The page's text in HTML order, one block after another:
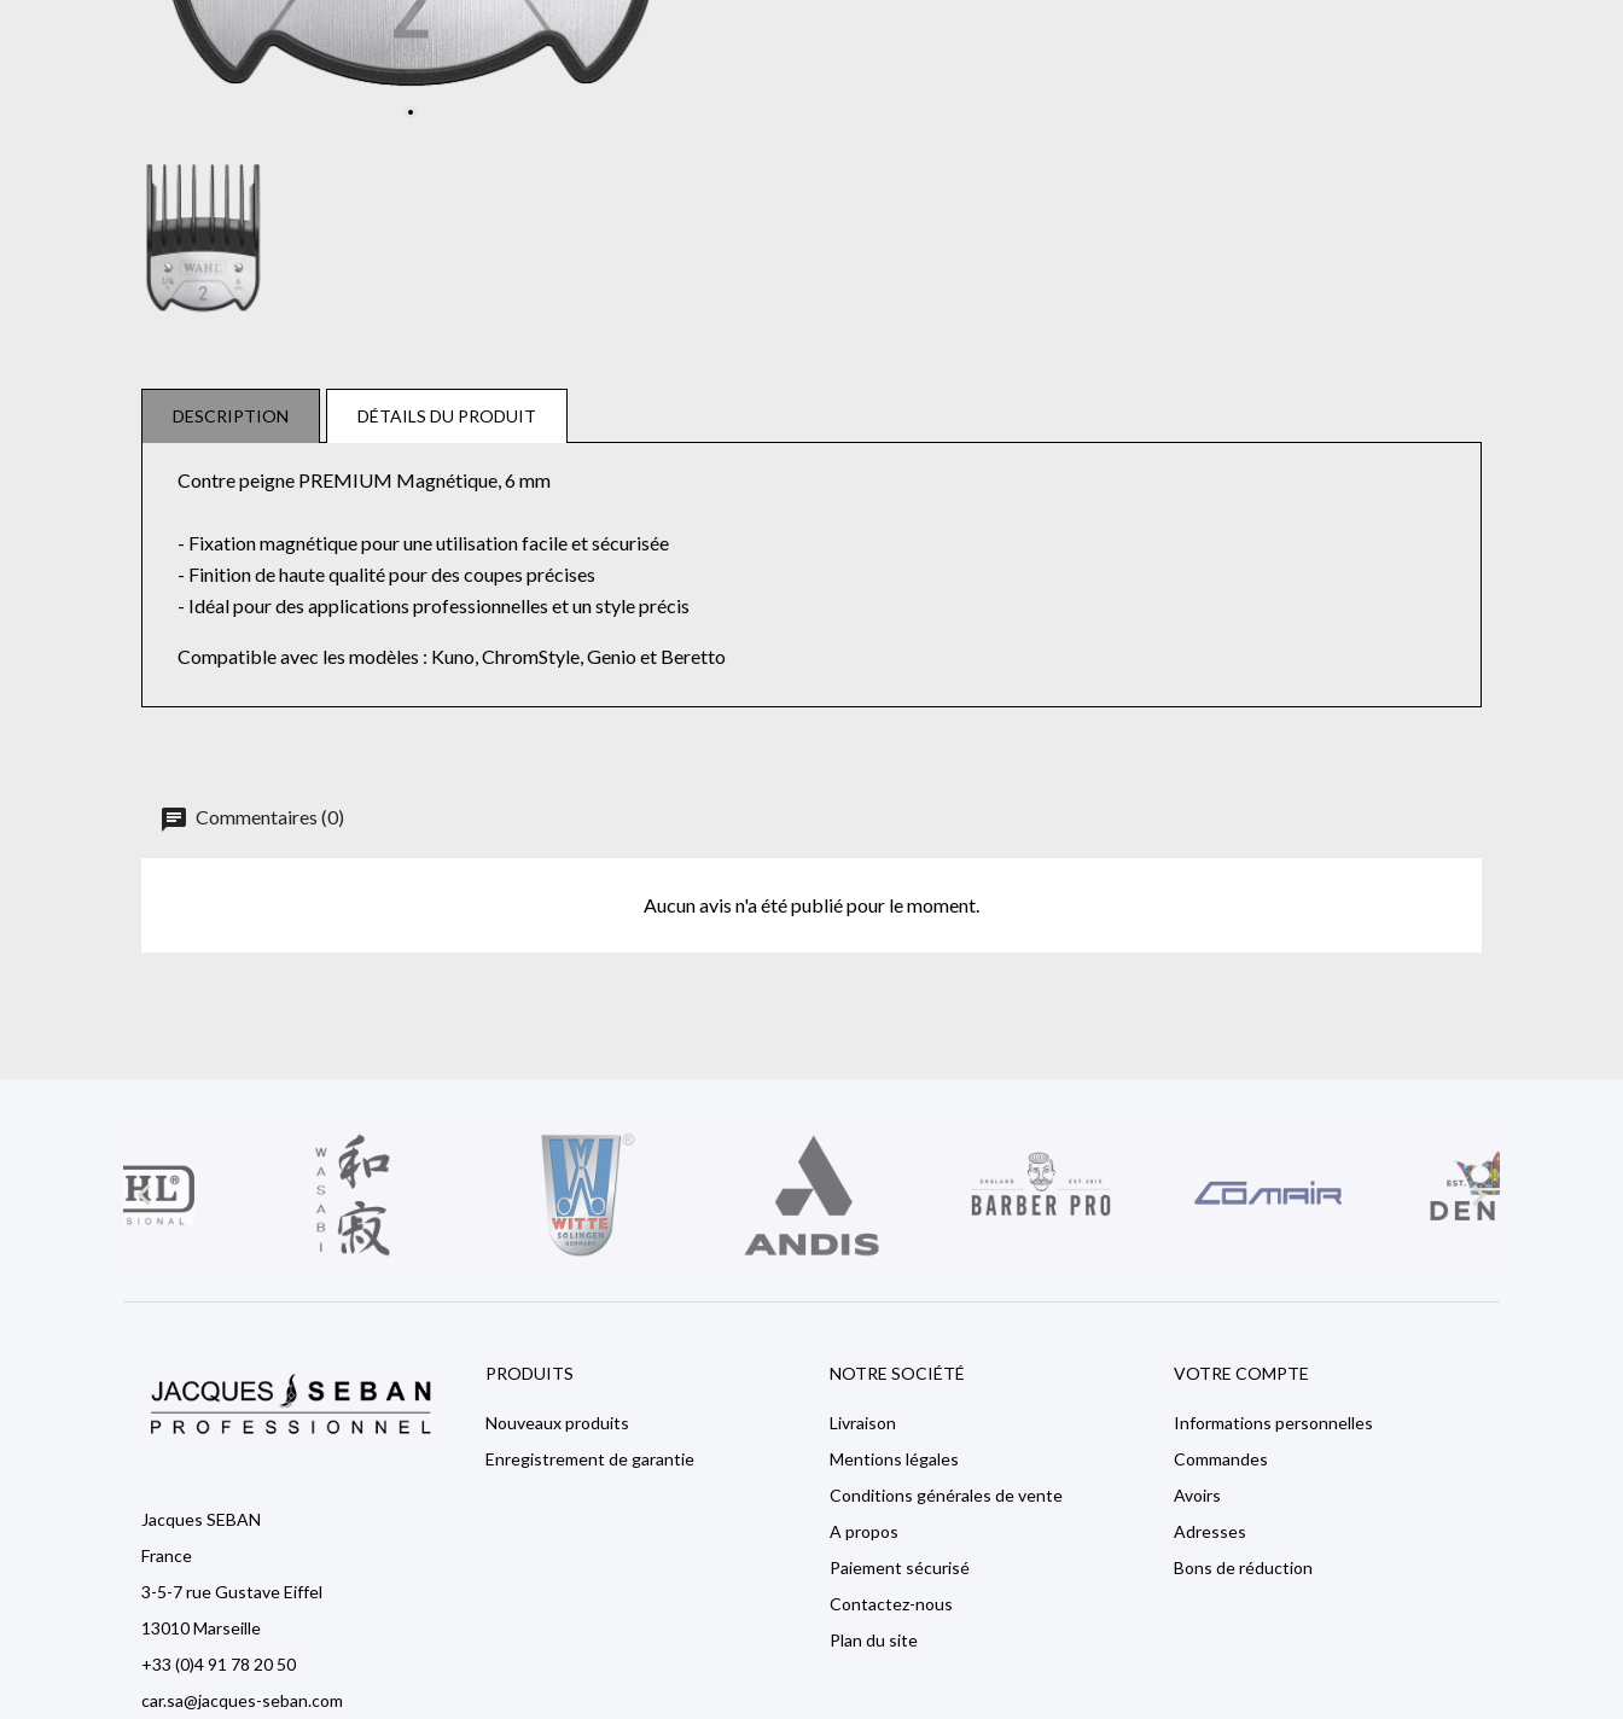
DESCRIPTION DÉTAILS DU PRODUIT
Contre peigne PREMIUM Magnétique, 6 mm
- Fixation magnétique pour une utilisation facile et sécurisée
- Finition de haute qualité pour des coupes précises
- Idéal pour des applications professionnelles et un style précis
Compatible avec les modèles : Kuno, ChromStyle, Genio et Beretto
Commentaires (0)
Aucun avis n'a été publié pour le moment.
 
Jacques SEBAN
France
3-5-7 rue Gustave Eiffel
13010 Marseille
+33 (0)4 91 78 20 50
car.sa@jacques-seban.com
PRODUITS
Nouveaux produits
Enregistrement de garantie
NOTRE SOCIÉTÉ
Livraison
Mentions légales
Conditions générales de vente
A propos
Paiement sécurisé
Contactez-nous
Plan du site
VOTRE COMPTE
Informations personnelles
Commandes
Avoirs
Adresses
Bons de réduction